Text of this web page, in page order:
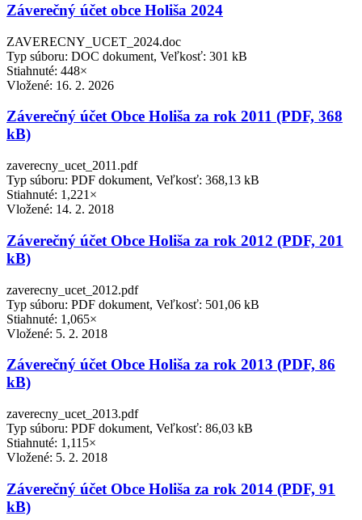
Záverečný účet obce Holiša 2024
ZAVERECNY_UCET_2024.doc
Typ súboru: DOC dokument, Veľkosť: 301 kB
Stiahnuté: 448×
Vložené: 16. 2. 2026
Záverečný účet Obce Holiša za rok 2011 (PDF, 368
kB)
zaverecny_ucet_2011.pdf
Typ súboru: PDF dokument, Veľkosť: 368,13 kB
Stiahnuté: 1,221×
Vložené: 14. 2. 2018
Záverečný účet Obce Holiša za rok 2012 (PDF, 201
kB)
zaverecny_ucet_2012.pdf
Typ súboru: PDF dokument, Veľkosť: 501,06 kB
Stiahnuté: 1,065×
Vložené: 5. 2. 2018
Záverečný účet Obce Holiša za rok 2013 (PDF, 86
kB)
zaverecny_ucet_2013.pdf
Typ súboru: PDF dokument, Veľkosť: 86,03 kB
Stiahnuté: 1,115×
Vložené: 5. 2. 2018
Záverečný účet Obce Holiša za rok 2014 (PDF, 91
kB)